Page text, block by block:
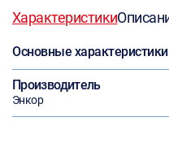
Характеристики
Основные характеристики
Производитель
Энкор